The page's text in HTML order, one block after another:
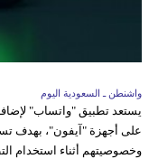
واشنطن ـ السعودية اليوم
يستعد تطبيق "واتساب"
على أجهزة "آيفون"، بهدف
وخصوصيتهم أثناء استخدام